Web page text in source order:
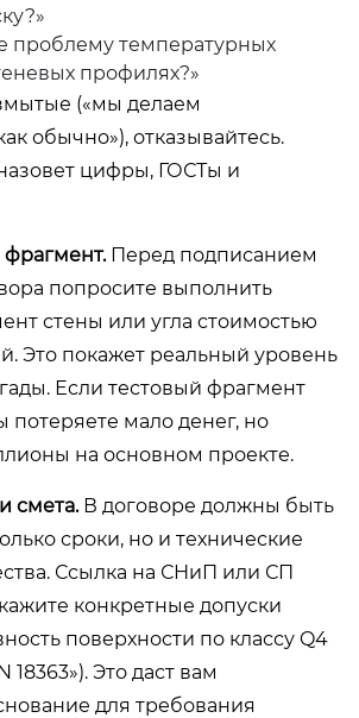
проблему температурных
профилях?»
(«мы делаем
обычно»), отказывайтесь.
цифры, ГОСТы и
фрагмент.Перед подписанием
попросите выполнить
стены или угла стоимостью
Это покажет реальный уровень
Если тестовый фрагмент
потеряете мало денег, но
на основном проекте.
смета.В договоре должны быть
сроки, но и технические
Ссылка на СНиП или СП
конкретные допуски
поверхности по классу Q4
18363»). Это даст вам
для требования